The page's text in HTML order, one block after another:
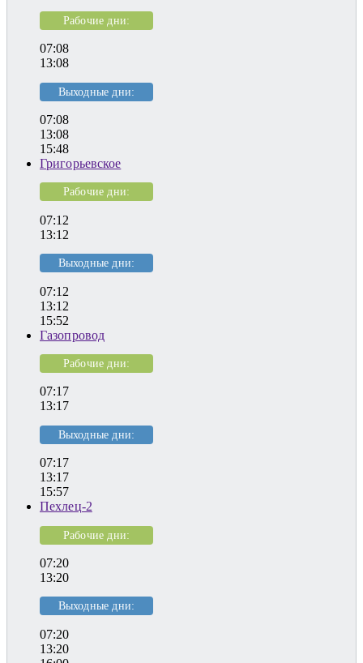
Рабочие дни:
07:08
13:08
Выходные дни:
07:08
13:08
15:48
Григорьевское
Рабочие дни:
07:12
13:12
Выходные дни:
07:12
13:12
15:52
Газопровод
Рабочие дни:
07:17
13:17
Выходные дни:
07:17
13:17
15:57
Пехлец-2
Рабочие дни:
07:20
13:20
Выходные дни:
07:20
13:20